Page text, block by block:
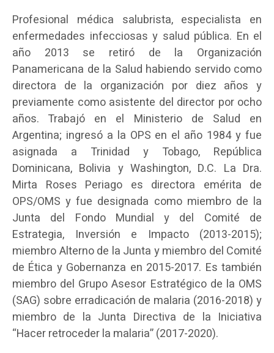
Profesional médica salubrista, especialista en
enfermedades infecciosas y salud pública. En el
año 2013 se retiró de la Organización
Panamericana de la Salud habiendo servido como
directora de la organización por diez años y
previamente como asistente del director por ocho
años. Trabajó en el Ministerio de Salud en
Argentina; ingresó a la OPS en el año 1984 y fue
asignada a Trinidad y Tobago, República
Dominicana, Bolivia y Washington, D.C. La Dra.
Mirta Roses Periago es directora emérita de
OPS/OMS y fue designada como miembro de la
Junta del Fondo Mundial y del Comité de
Estrategia, Inversión e Impacto (2013-2015);
miembro Alterno de la Junta y miembro del Comité
de Ética y Gobernanza en 2015-2017. Es también
miembro del Grupo Asesor Estratégico de la OMS
(SAG) sobre erradicación de malaria (2016-2018) y
miembro de la Junta Directiva de la Iniciativa
“Hacer retroceder la malaria” (2017-2020).